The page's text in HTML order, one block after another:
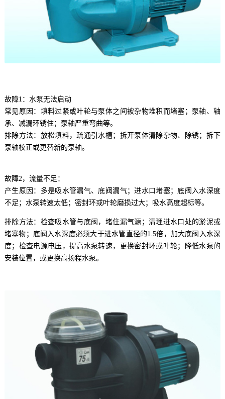
故障1：水泵无法启动
常见原因：填料过紧或叶轮与泵体之间被杂物堆积而堵塞；泵轴、轴
承、减漏环锈住；泵轴严重弯曲等。
排除方法：放松填料，疏通引水槽；拆开泵体清除杂物、除锈；拆下
泵轴校正或更替新的泵轴。
故障2，流量不足：
产生原因：多是吸水管漏气、底阀漏气；进水口堵塞；底阀入水深度
不足；水泵转速太低；密封环或叶轮磨损过大；吸水高度超标等。
排除方法：检查吸水管与底阀，堵住漏气源；清理进水口处的淤泥或
堵塞物；底阀入水深度必须大于进水管直径的1.5倍，加大底阀入水深
度；检查电源电压，提高水泵转速，更换密封环或叶轮；降低水泵的
安装位置，或更换高扬程水泵。